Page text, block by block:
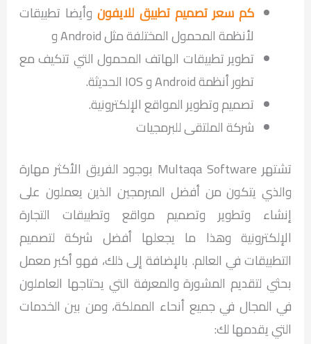
كم سعر تصميم تطبيق للايفون وأيضا تطبيقات
لأنظمة المحمول المختلفة مثل Android و
تطوير تطبيقات الهاتف المحمول التي تتكيف مع
تطور أنظمة Android و IOS الحديثة.
تصميم وتطوير المواقع الإلكترونية.
شركة الملتقى للبرمجيات
تشتهر Multaqa Software بوجود الفريق الأكثر مهارة
والذي يتكون من أفضل المبرمجين الذين يعملون على
إنشاء وتطوير وتصميم مواقع وتطبيقات التجارة
الإلكترونية وهذا ما يجعلها أفضل شركة لتصميم
التطبيقات في العالم. بالإضافة إلى ذلك، فهو أكبر معمل
بحثي لتقديم المشورة والمعرفة التي يحتاجها العاملون
في المجال في جميع أنحاء المملكة، ومن بين الخدمات
التي يقدمها لك: